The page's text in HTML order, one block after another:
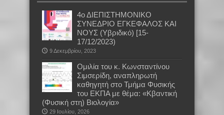
4ο ΔΙΕΠΙΣΤΗΜΟΝΙΚΟ
ΣΥΝΕΔΡΙΟ ΕΓΚΕΦΑΛΟΣ ΚΑΙ
ΝΟΥΣ (Υβριδικό) [15-
17/12/2023)
9 Δεκεμβρίου, 2023
Oμιλία του κ. Κωνσταντίνου
Σιμσερίδη, αναπληρωτή
καθηγητή στο Τμήμα Φυσικής
του ΕΚΠΑ με θέμα: «Κβαντική
(Φυσική στη) Βιολογία»
29 Ιουλίου, 2026